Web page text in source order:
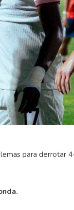
para derrotar